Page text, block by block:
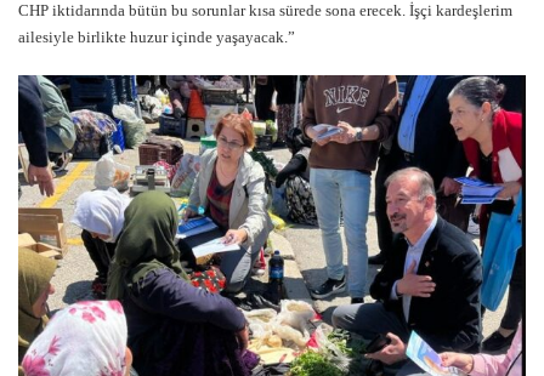
CHP iktidarında bütün bu sorunlar kısa sürede sona erecek. İşçi kardeşlerim
ailesiyle birlikte huzur içinde yaşayacak.”